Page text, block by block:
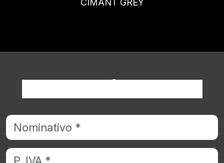
CIMANT GREY
Richiedi informazioni